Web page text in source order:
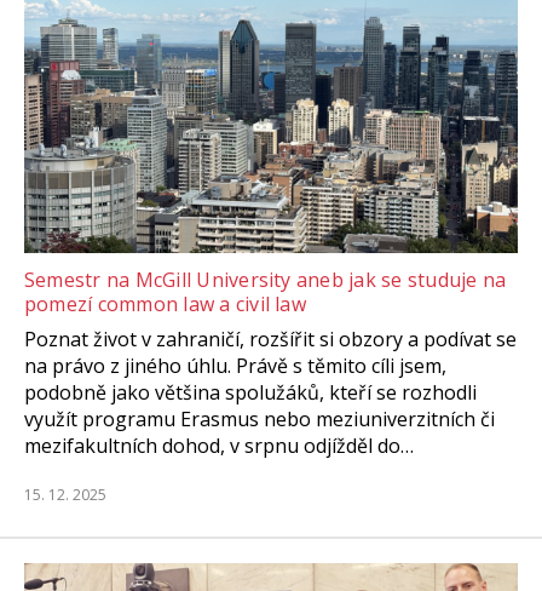
Semestr na McGill University aneb jak se studuje na
pomezí common law a civil law
Poznat život v zahraničí, rozšířit si obzory a podívat se
na právo z jiného úhlu. Právě s těmito cíli jsem,
podobně jako většina spolužáků, kteří se rozhodli
využít programu Erasmus nebo meziuniverzitních či
mezifakultních dohod, v srpnu odjížděl do…
15. 12. 2025